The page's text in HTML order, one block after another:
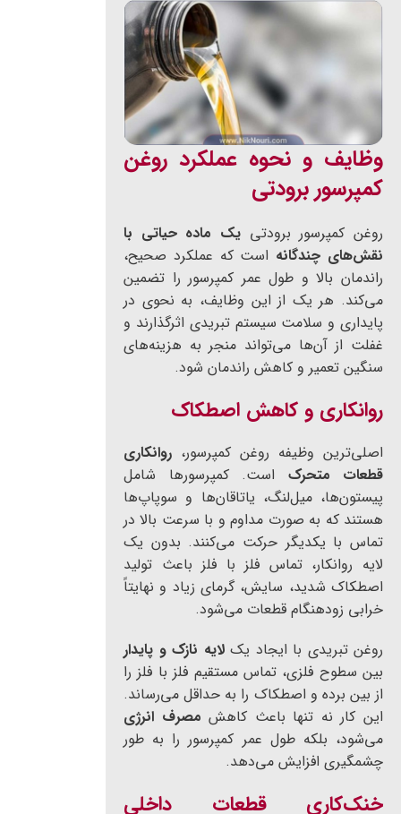
وظایف و نحوه عملکرد روغن
کمپرسور برودتی
روغن کمپرسور برودتی یک ماده حیاتی با
نقش‌های چندگانه است که عملکرد صحیح،
راندمان بالا و طول عمر کمپرسور را تضمین
می‌کند. هر یک از این وظایف، به نحوی در
پایداری و سلامت سیستم تبریدی اثرگذارند و
غفلت از آن‌ها می‌تواند منجر به هزینه‌های
سنگین تعمیر و کاهش راندمان شود.
روانکاری و کاهش اصطکاک
اصلی‌ترین وظیفه روغن کمپرسور، روانکاری
قطعات متحرک است. کمپرسورها شامل
پیستون‌ها، میل‌لنگ، یاتاقان‌ها و سوپاپ‌ها
هستند که به صورت مداوم و با سرعت بالا در
تماس با یکدیگر حرکت می‌کنند. بدون یک
لایه روانکار، تماس فلز با فلز باعث تولید
اصطکاک شدید، سایش، گرمای زیاد و نهایتاً
خرابی زودهنگام قطعات می‌شود.
روغن تبریدی با ایجاد یکلایه نازک و پایدار
بین سطوح فلزی، تماس مستقیم فلز با فلز را
از بین برده و اصطکاک را به حداقل می‌رساند.
این کار نه تنها باعث کاهش مصرف انرژی
می‌شود، بلکه طول عمر کمپرسور را به طور
چشمگیری افزایش می‌دهد.
خنک‌کاری قطعات داخلی